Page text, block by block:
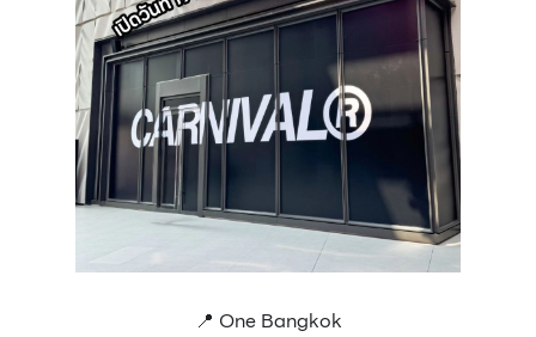
📍 One Bangkok